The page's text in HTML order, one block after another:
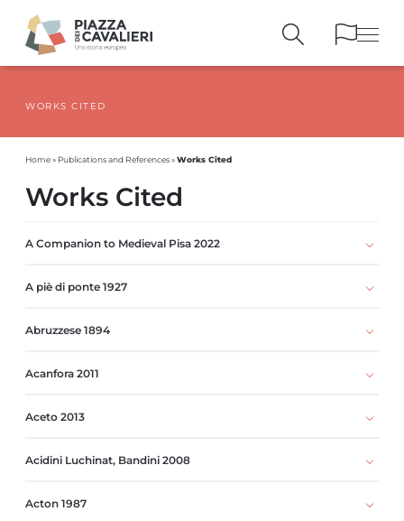
PUBLICATIONSAND REFERENCES
WORKS CITED
Home» Publications and References»Works Cited
Works Cited
A Companion to Medieval Pisa 2022
A piè di ponte 1927
Abruzzese 1894
Acanfora 2011
Aceto 2013
Acidini Luchinat, Bandini 2008
Acton 1987